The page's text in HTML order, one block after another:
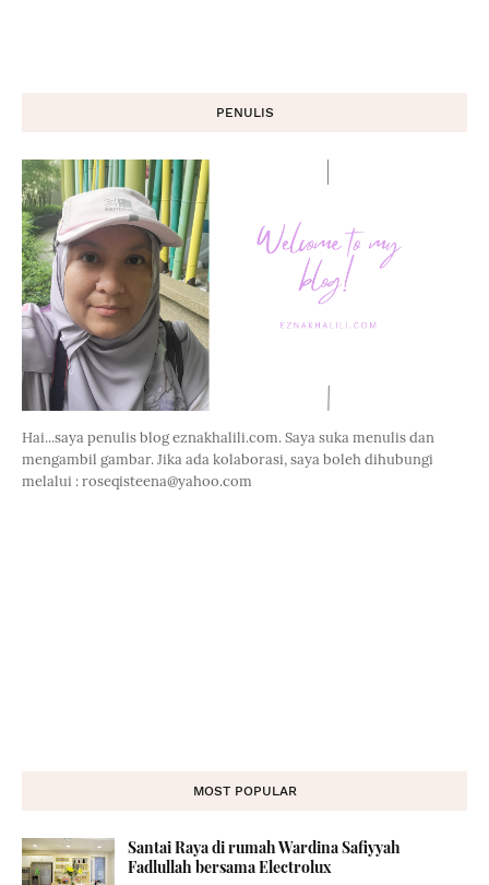
PENULIS
Hai...saya penulis blog eznakhalili.com. Saya suka menulis dan
mengambil gambar. Jika ada kolaborasi, saya boleh dihubungi
melalui : roseqisteena@yahoo.com
MOST POPULAR
Santai Raya di rumah Wardina Safiyyah
Fadlullah bersama Electrolux